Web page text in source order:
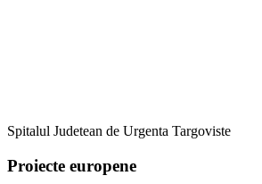
Spitalul Judetean de Urgenta Targoviste
Proiecte europene